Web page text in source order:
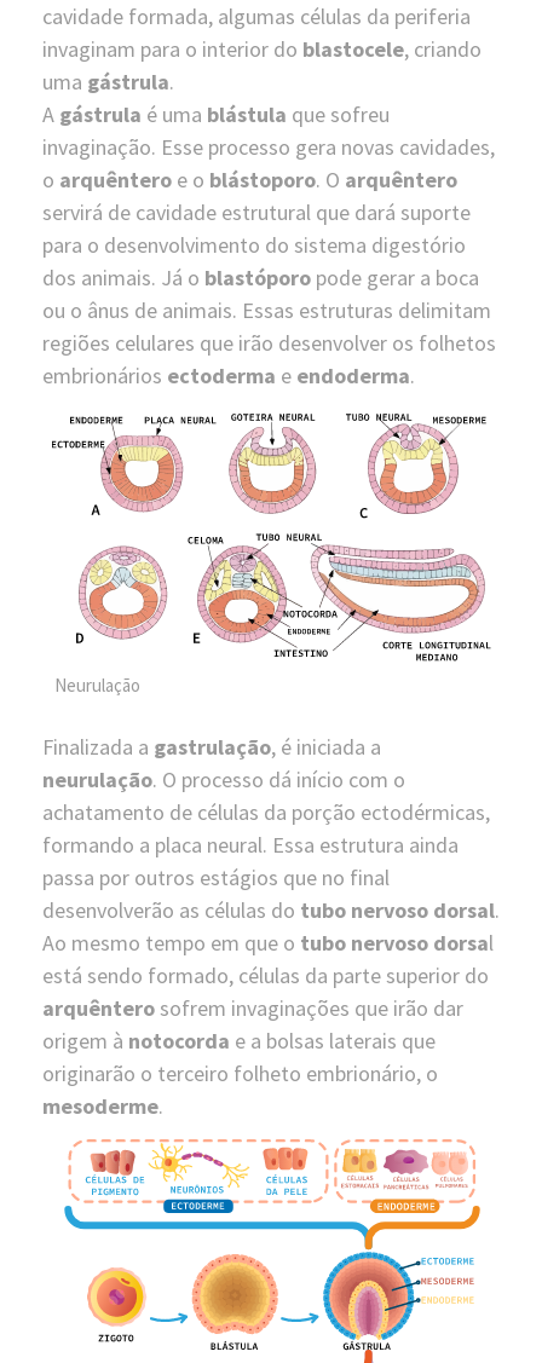
cavidade formada, algumas células da periferia
invaginam para o interior do blastocele, criando
uma gástrula.
A gástrula é uma blástula que sofreu
invaginação. Esse processo gera novas cavidades,
o arquêntero e o blástoporo. O arquêntero
servirá de cavidade estrutural que dará suporte
para o desenvolvimento do sistema digestório
dos animais. Já o blastóporo pode gerar a boca
ou o ânus de animais. Essas estruturas delimitam
regiões celulares que irão desenvolver os folhetos
embrionários ectoderma e endoderma.
Neurulação
Finalizada a gastrulação, é iniciada a
neurulação. O processo dá início com o
achatamento de células da porção ectodérmicas,
formando a placa neural. Essa estrutura ainda
passa por outros estágios que no final
desenvolverão as células do tubo nervoso dorsal.
Ao mesmo tempo em que o tubo nervoso dorsal
está sendo formado, células da parte superior do
arquêntero sofrem invaginações que irão dar
origem à notocorda e a bolsas laterais que
originarão o terceiro folheto embrionário, o
mesoderme.